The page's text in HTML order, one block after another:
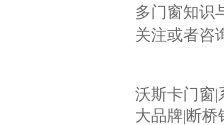
多门窗知识
关注或者咨
沃斯卡门窗|
大品牌|断桥